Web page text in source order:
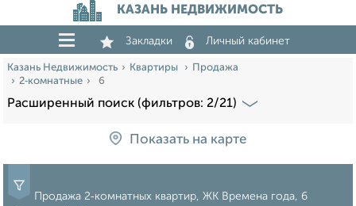
КАЗАНЬ НЕДВИЖИМОСТЬ
Закладки Личный кабинет
Казань Недвижимость Квартиры
Продажа
2‑комнатные
6
Расширенный поиск (фильтров: 2/21)
Показать на карте
Продажа 2‑комнатных квартир, ЖК Времена года, 6